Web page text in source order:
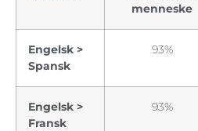
menneske
Engelsk >
Spansk
93%
Engelsk >
Fransk
93%